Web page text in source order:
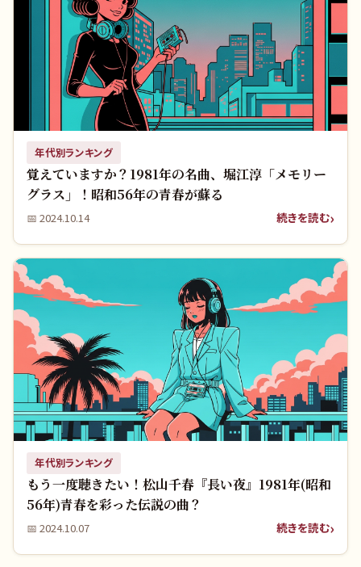
年代別ランキング
覚えていますか？1981年の名曲、堀江淳「メモリー
グラス」！昭和56年の青春が蘇る
📅 2024.10.14 続きを読む
年代別ランキング
もう一度聴きたい！松山千春『長い夜』1981年(昭和
56年)青春を彩った伝説の曲？
📅 2024.10.07 続きを読む